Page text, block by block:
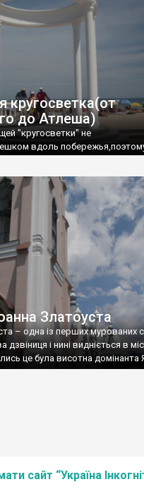
кругосветка(от
до Атлеша)
"кругосветки" не
вдоль
Златоуста
– одна із перших мурованих
і нині видніється в
це була висотна домінанта
сайт “Україна